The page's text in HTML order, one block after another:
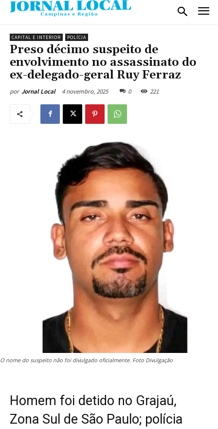
CAPITAL E INTERIOR POLÍCIA
Preso décimo suspeito de
envolvimento no assassinato do
ex-delegado-geral Ruy Ferraz
por Jornal Local 4 novembro, 2025 0 221
O nome do suspeito não foi divulgado oficialmente. Foto Divulgação
Homem foi detido no Grajaú,
Zona Sul de São Paulo; polícia